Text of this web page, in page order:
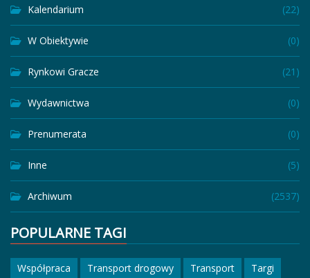
Kalendarium (22)
W Obiektywie (0)
Rynkowi Gracze (21)
Wydawnictwa (0)
Prenumerata (0)
Inne (5)
Archiwum (2537)
POPULARNE TAGI
Współpraca Transport drogowy Transport
Targi